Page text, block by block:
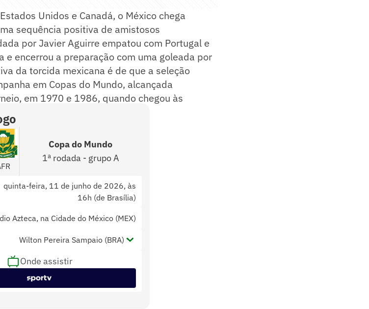
Unidos e Canadá, o México chega
sequência positiva de amistosos
por Javier Aguirre empatou com Portugal e
e encerrou a preparação com uma goleada por
da torcida mexicana é de que a seleção
em Copas do Mundo, alcançada
em 1970 e 1986, quando chegou às
Copa do Mundo
1ª rodada - grupo A
quinta-feira, 11 de junho de 2026, às
16h (de Brasília)
Azteca, na Cidade do México (MEX)
Wilton Pereira Sampaio (BRA)
Bruno Pires (BRA) e Bruno Boschilia
Onde assistir